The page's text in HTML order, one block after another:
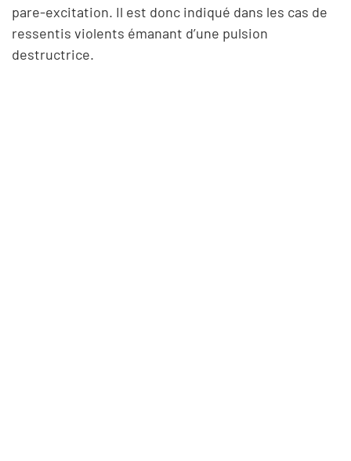
pare-excitation. Il est donc indiqué dans les cas de
ressentis violents émanant d’une pulsion
destructrice.